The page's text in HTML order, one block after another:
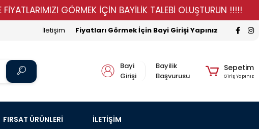
GÖRMEK İÇİN BAYİLİK TALEBİ OLUŞTURUN !!!!!
Fiyatları Görmek İçin Bayi Girişi Yapınız
İletişim
Bayi
Girişi
Bayilik
Başvurusu
Sepetim
Giriş Yapınız
FIRSAT ÜRÜNLERİ İLETİŞİM